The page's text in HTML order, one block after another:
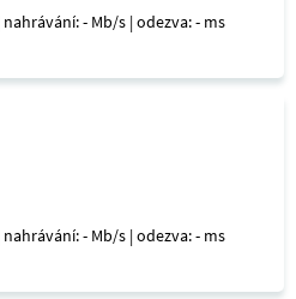
- Mb/s | odezva: - ms
- Mb/s | odezva: - ms